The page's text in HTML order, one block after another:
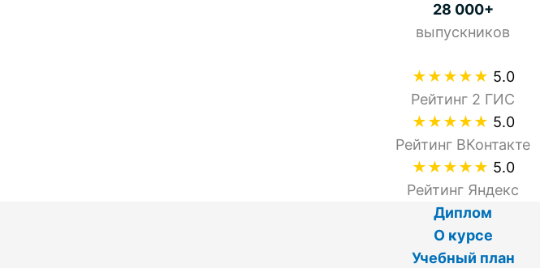
28 000+
выпускников
★★★★★ 5.0
Рейтинг 2 ГИС
★★★★★ 5.0
Рейтинг ВКонтакте
★★★★★ 5.0
Рейтинг Яндекс
Диплом
О курсе
Учебный план